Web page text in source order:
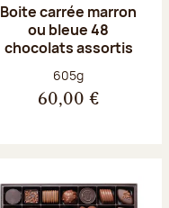
Boite carrée marron
ou bleue 48
chocolats assortis
Poids net :
605g
60,00 €